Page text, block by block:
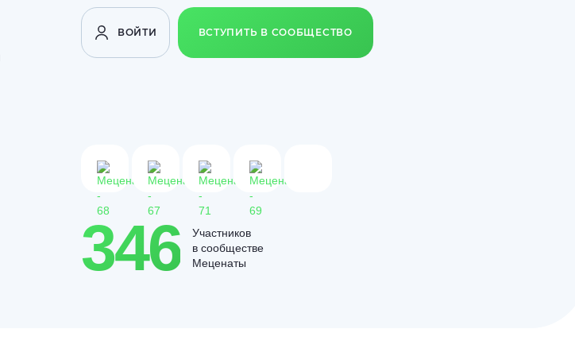
ВОЙТИ ВСТУПИТЬ В СООБЩЕСТВО
346
Участников
в сообществе
Меценаты